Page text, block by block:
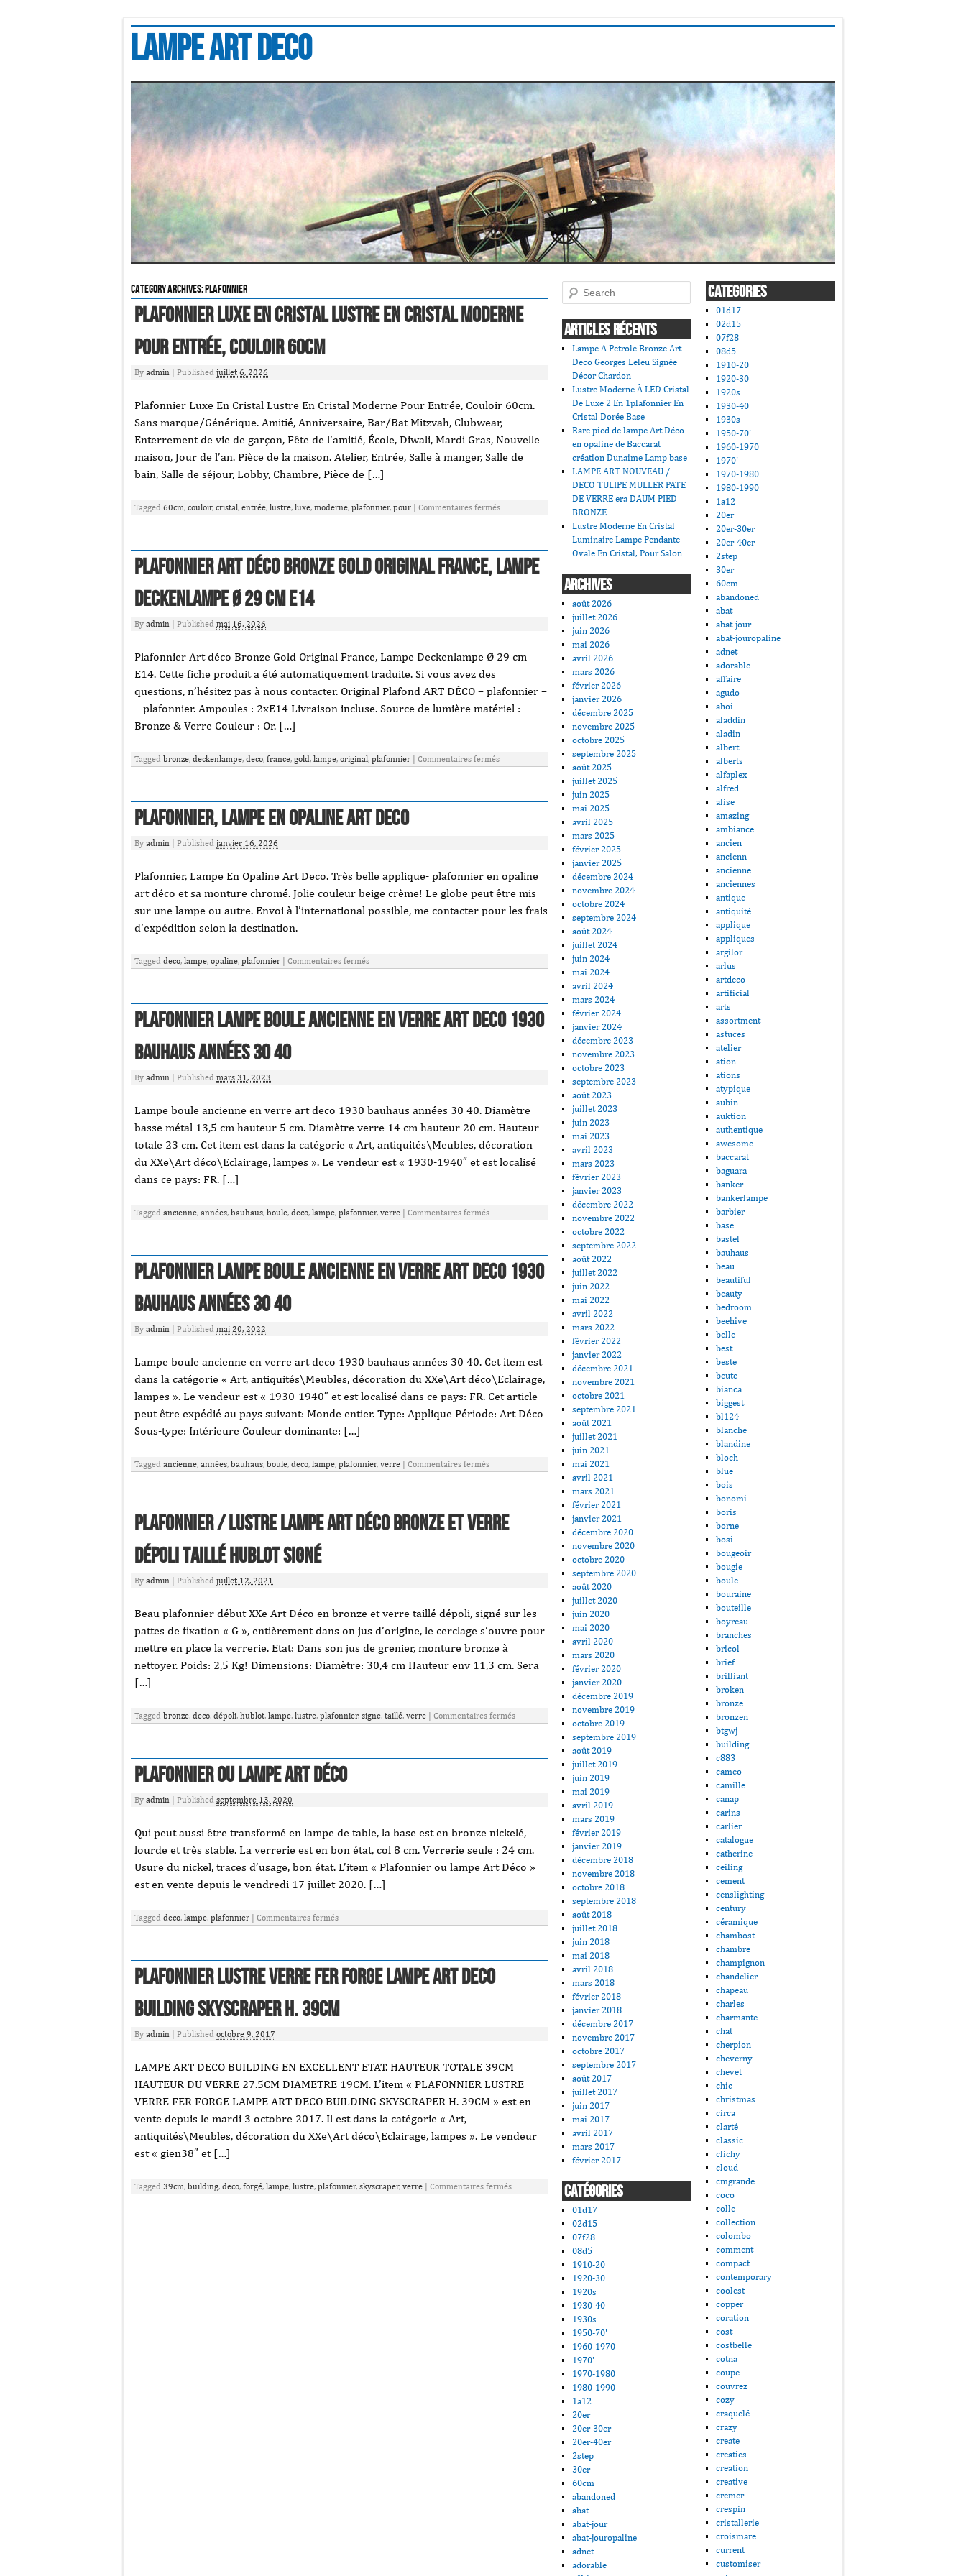
Lampe art deco
Category Archives:plafonnier
Plafonnier Luxe En Cristal Lustre En Cristal Moderne
Pour Entrée, Couloir 60cm
By admin Published juillet 6, 2026
Plafonnier Luxe En Cristal Lustre En Cristal Moderne Pour Entrée, Couloir 60cm.
Sans marque/Générique. Amitié, Anniversaire, Bar/Bat Mitzvah, Clubwear,
Enterrement de vie de garçon, Fête de l’amitié, École, Diwali, Mardi Gras, Nouvelle
maison, Jour de l’an. Pièce de la maison. Atelier, Entrée, Salle à manger, Salle de
bain, Salle de séjour, Lobby, Chambre, Pièce de […]
Tagged 60cm, couloir, cristal, entrée, lustre, luxe, moderne, plafonnier, pour Commentaires fermés
Plafonnier Art déco Bronze Gold Original France, Lampe
Deckenlampe Ø 29 cm E14
By admin Published mai 16, 2026
Plafonnier Art déco Bronze Gold Original France, Lampe Deckenlampe Ø 29 cm
E14. Cette fiche produit a été automatiquement traduite. Si vous avez des
questions, n’hésitez pas à nous contacter. Original Plafond ART DÉCO – plafonnier –
– plafonnier. Ampoules : 2xE14 Livraison incluse. Source de lumière matériel :
Bronze & Verre Couleur : Or. […]
Tagged bronze, deckenlampe, deco, france, gold, lampe, original, plafonnier Commentaires fermés
Plafonnier, Lampe En Opaline Art Deco
By admin Published janvier 16, 2026
Plafonnier, Lampe En Opaline Art Deco. Très belle applique- plafonnier en opaline
art déco et sa monture chromé. Jolie couleur beige crème! Le globe peut être mis
sur une lampe ou autre. Envoi à l’international possible, me contacter pour les frais
d’expédition selon la destination.
Tagged deco, lampe, opaline, plafonnier Commentaires fermés
Plafonnier lampe boule ancienne en verre art deco 1930
bauhaus années 30 40
By admin Published mars 31, 2023
Lampe boule ancienne en verre art deco 1930 bauhaus années 30 40. Diamètre
basse métal 13,5 cm hauteur 5 cm. Diamètre verre 14 cm hauteur 20 cm. Hauteur
totale 23 cm. Cet item est dans la catégorie « Art, antiquités\Meubles, décoration
du XXe\Art déco\Eclairage, lampes ». Le vendeur est « 1930-1940″ et est localisé
dans ce pays: FR. […]
Tagged ancienne, années, bauhaus, boule, deco, lampe, plafonnier, verre Commentaires fermés
Plafonnier lampe boule ancienne en verre art deco 1930
bauhaus années 30 40
By admin Published mai 20, 2022
Lampe boule ancienne en verre art deco 1930 bauhaus années 30 40. Cet item est
dans la catégorie « Art, antiquités\Meubles, décoration du XXe\Art déco\Eclairage,
lampes ». Le vendeur est « 1930-1940″ et est localisé dans ce pays: FR. Cet article
peut être expédié au pays suivant: Monde entier. Type: Applique Période: Art Déco
Sous-type: Intérieure Couleur dominante: […]
Tagged ancienne, années, bauhaus, boule, deco, lampe, plafonnier, verre Commentaires fermés
Plafonnier / lustre lampe art déco bronze et verre
dépoli taillé hublot signé
By admin Published juillet 12, 2021
Beau plafonnier début XXe Art Déco en bronze et verre taillé dépoli, signé sur les
pattes de fixation « G », entièrement dans on jus d’origine, le cerclage s’ouvre pour
mettre en place la verrerie. Etat: Dans son jus de grenier, monture bronze à
nettoyer. Poids: 2,5 Kg! Dimensions: Diamètre: 30,4 cm Hauteur env 11,3 cm. Sera
[…]
Tagged bronze, deco, dépoli, hublot, lampe, lustre, plafonnier, signe, taillé, verre Commentaires fermés
Plafonnier ou lampe Art Déco
By admin Published septembre 13, 2020
Qui peut aussi être transformé en lampe de table, la base est en bronze nickelé,
lourde et très stable. La verrerie est en bon état, col 8 cm. Verrerie seule : 24 cm.
Usure du nickel, traces d’usage, bon état. L’item « Plafonnier ou lampe Art Déco »
est en vente depuis le vendredi 17 juillet 2020. […]
Tagged deco, lampe, plafonnier Commentaires fermés
Plafonnier Lustre Verre Fer Forge Lampe Art Deco
Building Skyscraper H. 39cm
By admin Published octobre 9, 2017
LAMPE ART DECO BUILDING EN EXCELLENT ETAT. HAUTEUR TOTALE 39CM
HAUTEUR DU VERRE 27.5CM DIAMETRE 19CM. L’item « PLAFONNIER LUSTRE
VERRE FER FORGE LAMPE ART DECO BUILDING SKYSCRAPER H. 39CM » est en
vente depuis le mardi 3 octobre 2017. Il est dans la catégorie « Art,
antiquités\Meubles, décoration du XXe\Art déco\Eclairage, lampes ». Le vendeur
est « gien38″ et […]
Tagged 39cm, building, deco, forgé, lampe, lustre, plafonnier, skyscraper, verre Commentaires fermés
Search
ARTICLES RÉCENTS
Lampe A Petrole Bronze Art
Deco Georges Leleu Signée
Décor Chardon
Lustre Moderne À LED Cristal
De Luxe 2 En 1plafonnier En
Cristal Dorée Base
Rare pied de lampe Art Déco
en opaline de Baccarat
création Dunaime Lamp base
LAMPE ART NOUVEAU /
DECO TULIPE MULLER PATE
DE VERRE era DAUM PIED
BRONZE
Lustre Moderne En Cristal
Luminaire Lampe Pendante
Ovale En Cristal, Pour Salon
ARCHIVES
août 2026
juillet 2026
juin 2026
mai 2026
avril 2026
mars 2026
février 2026
janvier 2026
décembre 2025
novembre 2025
octobre 2025
septembre 2025
août 2025
juillet 2025
juin 2025
mai 2025
avril 2025
mars 2025
février 2025
janvier 2025
décembre 2024
novembre 2024
octobre 2024
septembre 2024
août 2024
juillet 2024
juin 2024
mai 2024
avril 2024
mars 2024
février 2024
janvier 2024
décembre 2023
novembre 2023
octobre 2023
septembre 2023
août 2023
juillet 2023
juin 2023
mai 2023
avril 2023
mars 2023
février 2023
janvier 2023
décembre 2022
novembre 2022
octobre 2022
septembre 2022
août 2022
juillet 2022
juin 2022
mai 2022
avril 2022
mars 2022
février 2022
janvier 2022
décembre 2021
novembre 2021
octobre 2021
septembre 2021
août 2021
juillet 2021
juin 2021
mai 2021
avril 2021
mars 2021
février 2021
janvier 2021
décembre 2020
novembre 2020
octobre 2020
septembre 2020
août 2020
juillet 2020
juin 2020
mai 2020
avril 2020
mars 2020
février 2020
janvier 2020
décembre 2019
novembre 2019
octobre 2019
septembre 2019
août 2019
juillet 2019
juin 2019
mai 2019
avril 2019
mars 2019
février 2019
janvier 2019
décembre 2018
novembre 2018
octobre 2018
septembre 2018
août 2018
juillet 2018
juin 2018
mai 2018
avril 2018
mars 2018
février 2018
janvier 2018
décembre 2017
novembre 2017
octobre 2017
septembre 2017
août 2017
juillet 2017
juin 2017
mai 2017
avril 2017
mars 2017
février 2017
CATÉGORIES
01d17
02d15
07f28
08d5
1910-20
1920-30
1920s
1930-40
1930s
1950-70'
1960-1970
1970'
1970-1980
1980-1990
1a12
20er
20er-30er
20er-40er
2step
30er
60cm
abandoned
abat
abat-jour
abat-jouropaline
adnet
adorable
CATEGORIES
01d17
02d15
07f28
08d5
1910-20
1920-30
1920s
1930-40
1930s
1950-70'
1960-1970
1970'
1970-1980
1980-1990
1a12
20er
20er-30er
20er-40er
2step
30er
60cm
abandoned
abat
abat-jour
abat-jouropaline
adnet
adorable
affaire
agudo
ahoi
aladdin
aladin
albert
alberts
alfaplex
alfred
alise
amazing
ambiance
ancien
ancienn
ancienne
anciennes
antique
antiquité
applique
appliques
argilor
arlus
artdeco
artificial
arts
assortment
astuces
atelier
ation
ations
atypique
aubin
auktion
authentique
awesome
baccarat
baguara
banker
bankerlampe
barbier
base
bastel
bauhaus
beau
beautiful
beauty
bedroom
beehive
belle
best
beste
beute
bianca
biggest
bl124
blanche
blandine
bloch
blue
bois
bonomi
boris
borne
bosi
bougeoir
bougie
boule
bouraine
bouteille
boyreau
branches
bricol
brief
brilliant
broken
bronze
bronzen
btgwj
building
c883
cameo
camille
canap
carins
carlier
catalogue
catherine
ceiling
cement
censlighting
century
céramique
chambost
chambre
champignon
chandelier
chapeau
charles
charmante
chat
cherpion
cheverny
chevet
chic
christmas
circa
clarté
classic
clichy
cloud
cmgrande
coco
colle
collection
colombo
comment
compact
contemporary
coolest
copper
coration
cost
costbelle
cotna
coupe
couvrez
cozy
craquelé
crazy
create
creaties
creation
creative
cremer
crespin
cristallerie
croismare
current
customiser